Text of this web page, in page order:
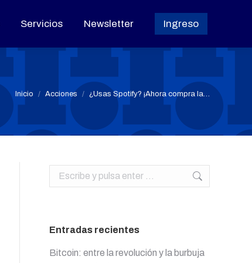
Servicios Newsletter Ingreso
Estás aquí:
Inicio Acciones ¿Usas Spotify? ¡Ahora compra la…
Buscar:
Entradas recientes
Bitcoin: entre la revolución y la burbuja
Servicios Newsletter Ingreso